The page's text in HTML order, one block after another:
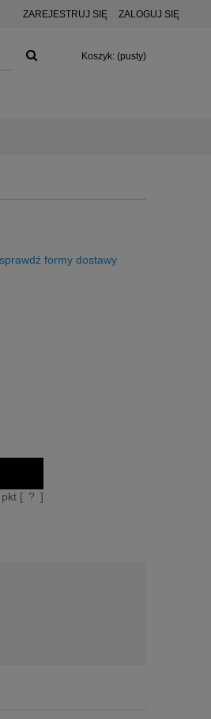
ZAREJESTRUJ SIĘ ZALOGUJ SIĘ
Koszyk: (pusty)
sprawdź formy dostawy
pkt [ ? ]